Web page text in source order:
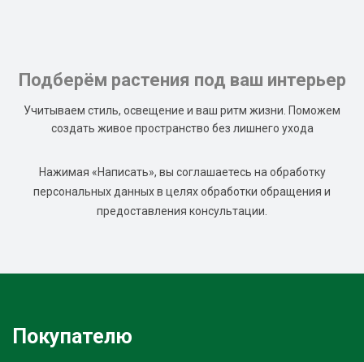
Подберём растения под ваш интерьер
Учитываем стиль, освещение и ваш ритм жизни. Поможем
создать живое пространство без лишнего ухода
Нажимая «Написать», вы соглашаетесь на обработку
персональных данных в целях обработки обращения и
предоставления консультации.
Покупателю